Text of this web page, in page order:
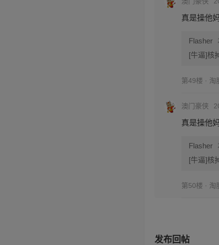
真是操他
Flasher
[牛逼]核
第49楼 · 淘
澳门豪侠
真是操他
Flasher
[牛逼]核
第50楼 · 淘
发布回帖